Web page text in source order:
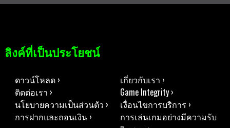
ลิงค์ที่เป็นประโยชน์
ดาวน์โหลด ›
เกี่ยวกับเรา ›
ติดต่อเรา ›
Game Integrity ›
นโยบายความเป็นส่วนตัว ›
เงื่อนไขการบริการ ›
การฝากและถอนเงิน ›
การเล่นเกมอย่างมีความรับ